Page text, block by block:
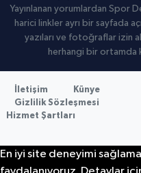
Yayınlanan yorumlardan Spor
harici linkler ayrı bir sayfada
yazıları ve fotoğraflar izin
herhangi bir ortamda
İletişim
Künye
Gizlilik Sözleşmesi
Hizmet Şartları
En iyi site deneyimi